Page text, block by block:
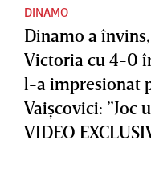
DINAMO
Dinamo a
Victoria cu 4-0
l-a impresionat
Vaişcovici: ”Joc
VIDEO